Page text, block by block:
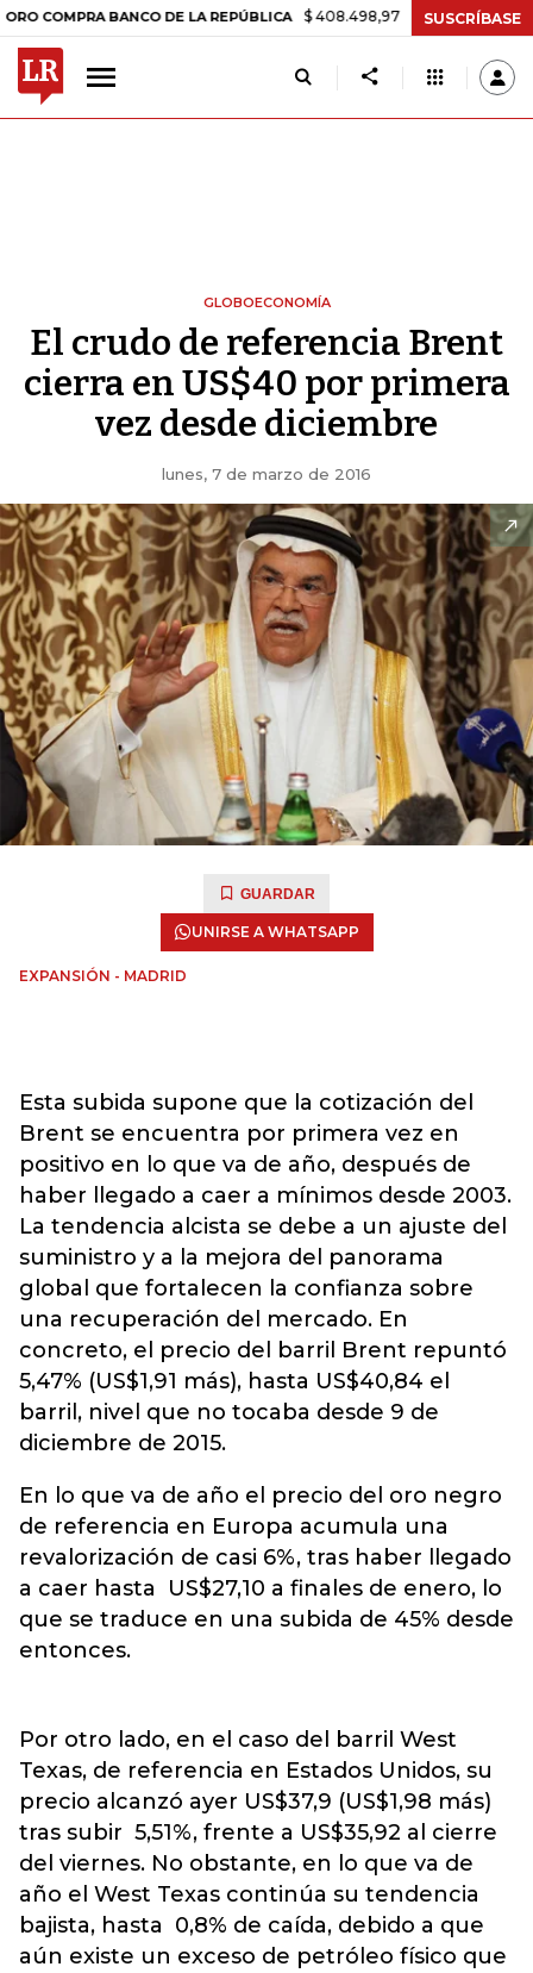
BANCO DE LA REPÚBLICA $ 408.498,97 +$ 8.753,81 +2,19%
SUSCRÍBASE
GLOBOECONOMÍA
El crudo de referencia Brent
cierra en US$40 por primera
vez desde diciembre
lunes, 7 de marzo de 2016
GUARDAR
UNIRSE A WHATSAPP
EXPANSIÓN - MADRID
Esta subida supone que la cotización del
Brent se encuentra por primera vez en
positivo en lo que va de año, después de
haber llegado a caer a mínimos desde 2003.
La tendencia alcista se debe a un ajuste del
suministro y a la mejora del panorama
global que fortalecen la confianza sobre
una recuperación del mercado. En
concreto, el precio del barril Brent repuntó
5,47% (US$1,91 más), hasta US$40,84 el
barril, nivel que no tocaba desde 9 de
diciembre de 2015.
En lo que va de año el precio del oro negro
de referencia en Europa acumula una
revalorización de casi 6%, tras haber llegado
a caer hasta US$27,10 a finales de enero, lo
que se traduce en una subida de 45% desde
entonces.
Por otro lado, en el caso del barril West
Texas, de referencia en Estados Unidos, su
precio alcanzó ayer US$37,9 (US$1,98 más)
tras subir 5,51%, frente a US$35,92 al cierre
del viernes. No obstante, en lo que va de
año el West Texas continúa su tendencia
bajista, hasta 0,8% de caída, debido a que
aún existe un exceso de petróleo físico que